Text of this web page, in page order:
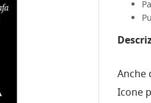
Anche
Icone